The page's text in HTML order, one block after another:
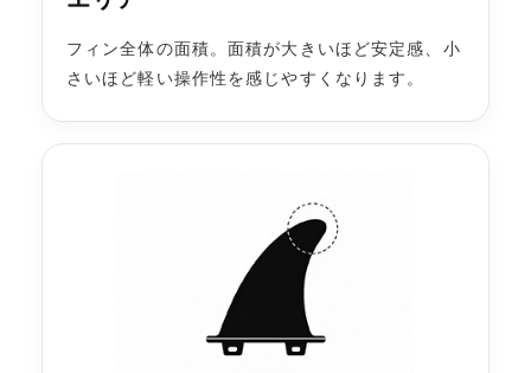
フィン全体の面積。面積が大きいほど安定感、小
さいほど軽い操作性を感じやすくなります。